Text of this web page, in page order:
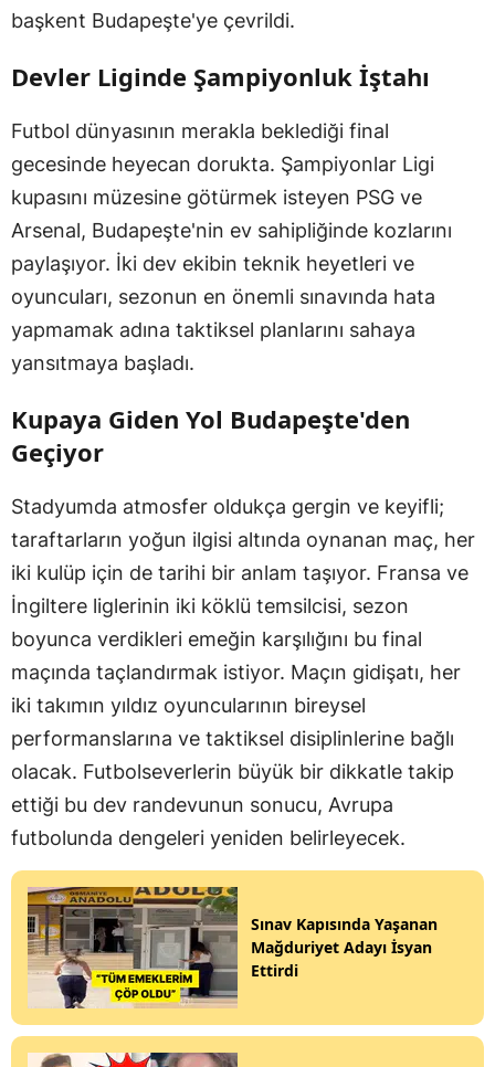
başkent Budapeşte'ye çevrildi.
Devler Liginde Şampiyonluk İştahı
Futbol dünyasının merakla beklediği final
gecesinde heyecan dorukta. Şampiyonlar Ligi
kupasını müzesine götürmek isteyen PSG ve
Arsenal, Budapeşte'nin ev sahipliğinde kozlarını
paylaşıyor. İki dev ekibin teknik heyetleri ve
oyuncuları, sezonun en önemli sınavında hata
yapmamak adına taktiksel planlarını sahaya
yansıtmaya başladı.
Kupaya Giden Yol Budapeşte'den
Geçiyor
Stadyumda atmosfer oldukça gergin ve keyifli;
taraftarların yoğun ilgisi altında oynanan maç, her
iki kulüp için de tarihi bir anlam taşıyor. Fransa ve
İngiltere liglerinin iki köklü temsilcisi, sezon
boyunca verdikleri emeğin karşılığını bu final
maçında taçlandırmak istiyor. Maçın gidişatı, her
iki takımın yıldız oyuncularının bireysel
performanslarına ve taktiksel disiplinlerine bağlı
olacak. Futbolseverlerin büyük bir dikkatle takip
ettiği bu dev randevunun sonucu, Avrupa
futbolunda dengeleri yeniden belirleyecek.
Sınav Kapısında Yaşanan
Mağduriyet Adayı İsyan
Ettirdi